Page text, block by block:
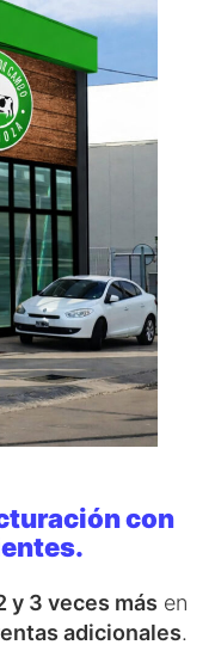
con
y 3 veces más en
adicionales.